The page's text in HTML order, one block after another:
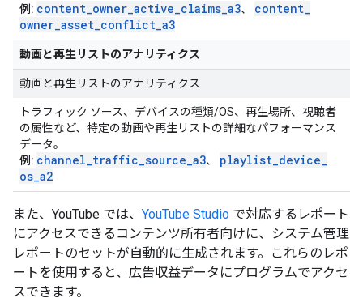
例: content_owner_active_claims_a3、 content_
owner_asset_conflict_a3
動画と再生リストのアナリティクス
動画と再生リストのアナリティクス
トラフィック ソース、デバイスの種類/OS、再生場所、視聴者
の属性など、特定の動画や再生リストの詳細なパフォーマンス
データ。
例: channel_traffic_source_a3、 playlist_device_
os_a2
また、YouTube では、 YouTube Studio で対応するレポート
にアクセスできるコンテンツ所有者向けに、システム管理
レポートのセットが自動的に生成されます。これらのレポ
ートを使用すると、広告収益データにプログラムでアクセ
スできます。